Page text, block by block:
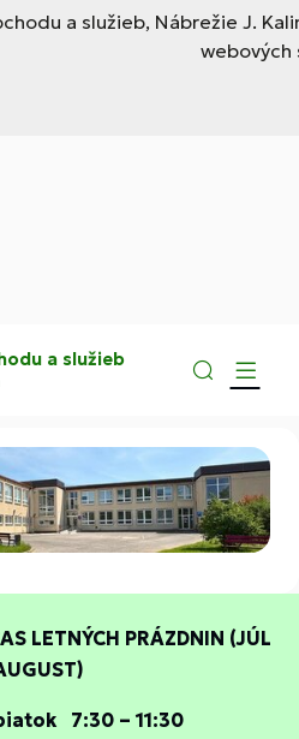
a služieb, Nábrežie J.
webových
a služieb
LETNÝCH PRÁZDNIN (JÚL
7:30 – 11:30